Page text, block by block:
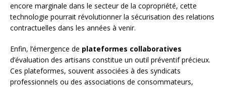
encore marginale dans le secteur de la copropriété, cette
technologie pourrait révolutionner la sécurisation des relations
contractuelles dans les années à venir.
Enfin, l’émergence de plateformes collaboratives
d’évaluation des artisans constitue un outil préventif précieux.
Ces plateformes, souvent associées à des syndicats
professionnels ou des associations de consommateurs,